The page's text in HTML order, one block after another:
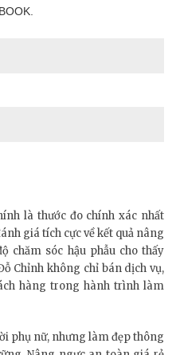
là thước đo chính xác nhất
giá tích cực về kết quả nâng
chăm sóc hậu phẫu cho thấy
Chỉnh không chỉ bán dịch vụ,
hàng trong hành trình làm
phụ nữ, nhưng làm đẹp thông